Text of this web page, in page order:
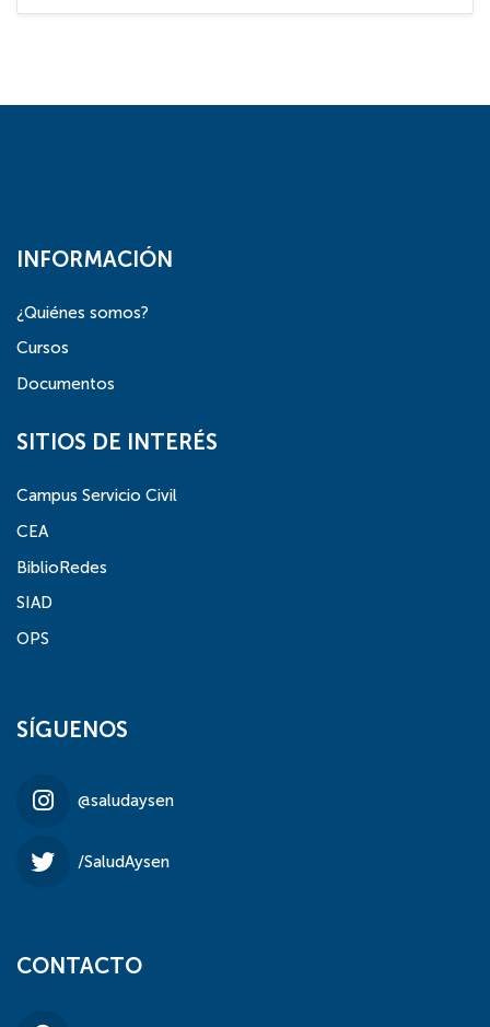
INFORMACIÓN
¿Quiénes somos?
Cursos
Documentos
SITIOS DE INTERÉS
Campus Servicio Civil
CEA
BiblioRedes
SIAD
OPS
SÍGUENOS
@saludaysen
/SaludAysen
CONTACTO